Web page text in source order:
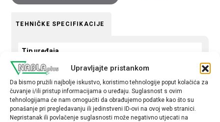
Upravljajte pristankom
Da bismo pružili najbolje iskustvo, koristimo tehnologije poput kolačića za
čuvanje i/ili pristup informacijama o uređaju. Suglasnost s ovim
tehnologijama će nam omogućiti da obrađujemo podatke kao što su
ponašanje pri pregledavanju ili jedinstveni ID-ovi na ovoj web stranici.
Nepristanak ili povlačenje suglasnosti može negativno utjecati na
TEHNIČKE SPECIFIKACIJE
Tip uređaja
Tipkalo
Tip
obična